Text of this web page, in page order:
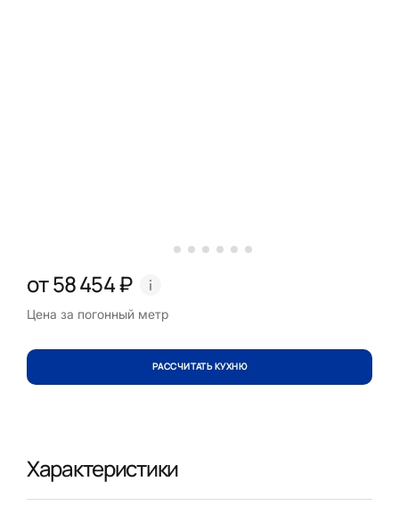
от 58 454 ₽
Цена за погонный метр
РАССЧИТАТЬ КУХНЮ
Характеристики